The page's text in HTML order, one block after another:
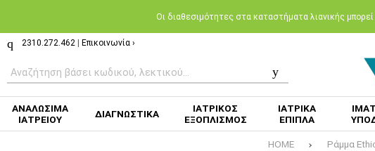
Oι διαθεσιμότητες στα καταστήματα λιανικής
2310.272.462 Επικοινωνία ›
ΑΝΑΛΩΣΙΜΑ
ΙΑΤΡΕΙΟΥ
ΔΙΑΓΝΩΣΤΙΚΑ
ΙΑΤΡΙΚΟΣ
ΕΞΟΠΛΙΣΜΟΣ
ΙΑΤΡΙΚΑ
ΕΠΙΠΛΑ
HOME Ράμμα